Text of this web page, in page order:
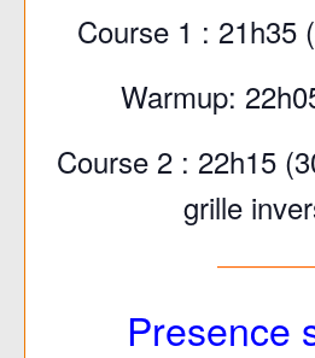
Course 1 : 21h35
Warmup:
Course 2 : 22h15
grille
Presence